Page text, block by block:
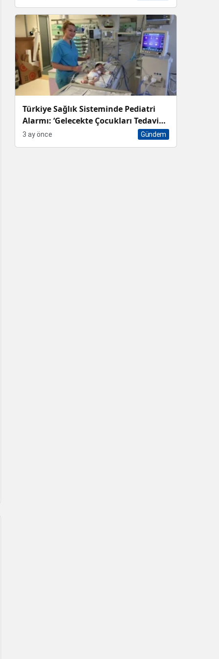
Türkiye Sağlık Sisteminde Pediatri
Alarmı: ‘Gelecekte Çocukları Tedavi
Edecek Hekim Bulamayacağız’
3 ay önce Gündem